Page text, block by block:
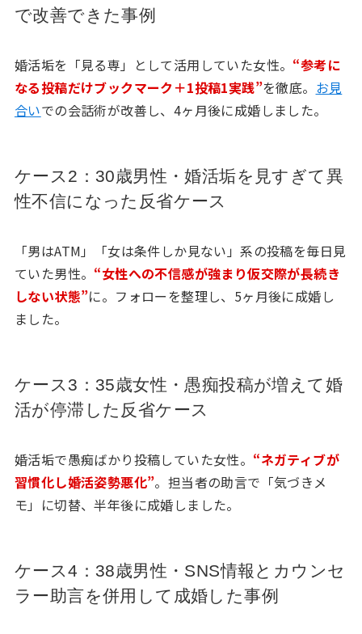
で改善できた事例
婚活垢を「見る専」として活用していた女性。 “参考に
なる投稿だけブックマーク＋1投稿1実践”を徹底。 お見
合いでの会話術が改善し、4ヶ月後に成婚しました。
ケース2：30歳男性・婚活垢を見すぎて異
性不信になった反省ケース
「男はATM」「女は条件しか見ない」系の投稿を毎日見
ていた男性。 “女性への不信感が強まり仮交際が長続き
しない状態”に。フォローを整理し、5ヶ月後に成婚し
ました。
ケース3：35歳女性・愚痴投稿が増えて婚
活が停滞した反省ケース
婚活垢で愚痴ばかり投稿していた女性。 “ネガティブが
習慣化し婚活姿勢悪化”。担当者の助言で「気づきメ
モ」に切替、半年後に成婚しました。
ケース4：38歳男性・SNS情報とカウンセ
ラー助言を併用して成婚した事例